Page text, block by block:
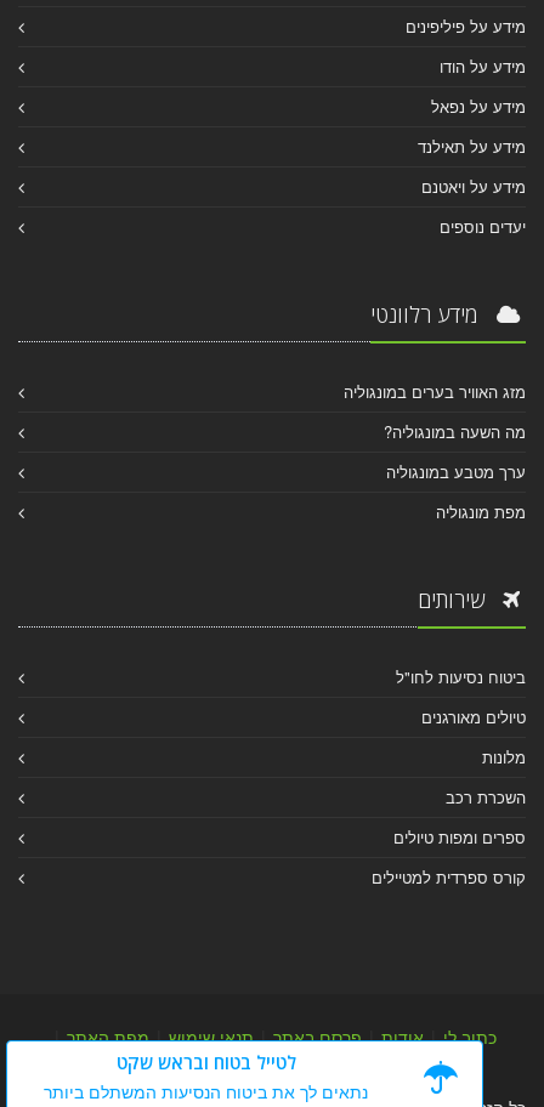
מידע על פיליפינים
מידע על הודו
מידע על נפאל
מידע על תאילנד
מידע על ויאטנם
יעדים נוספים
מידע רלוונטי
מזג האוויר בערים במונגוליה
מה השעה במונגוליה?
ערך מטבע במונגוליה
מפת מונגוליה
שירותים
ביטוח נסיעות לחו"ל
טיולים מאורגנים
מלונות
השכרת רכב
ספרים ומפות טיולים
קורס ספרדית למטיילים
כתוב לי|אודות|פרסם באתר|תנאי שימוש|מפת האתר|
מפת אלבום|מפת מאמרי מידע
לטייל בטוח ובראש שקט
נתאים לך את ביטוח הנסיעות המשתלם ביותר